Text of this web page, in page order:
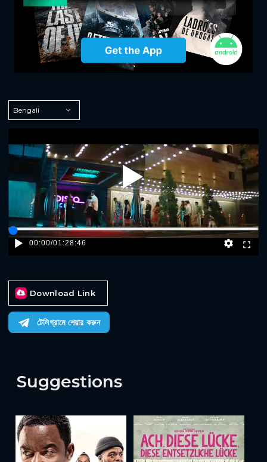
Play
00:00/01:28:46
Download Link
টেলিগ্রামে শেয়ার করুন
Suggestions